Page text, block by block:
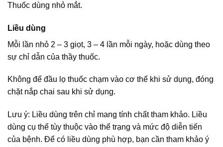
Thuốc dùng nhỏ mắt.
Liều dùng
Mỗi lần nhỏ 2 – 3 giọt, 3 – 4 lần mỗi ngày, hoặc dùng theo
sự chỉ dẫn của thầy thuốc.
Không để đầu lọ thuốc chạm vào cơ thể khi sử dụng, đóng
chặt nắp chai sau khi sử dụng.
Lưu ý: Liều dùng trên chỉ mang tính chất tham khảo. Liều
dùng cụ thể tùy thuộc vào thể trạng và mức độ diễn tiến
của bệnh. Để có liều dùng phù hợp, bạn cần tham khảo ý